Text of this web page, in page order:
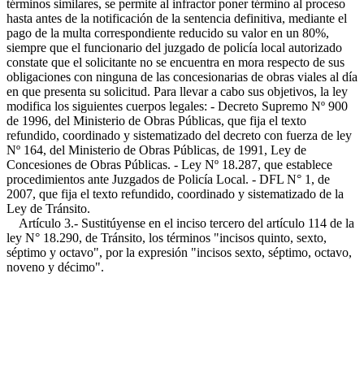
términos similares, se permite al infractor poner término al proceso
hasta antes de la notificación de la sentencia definitiva, mediante el
pago de la multa correspondiente reducido su valor en un 80%,
siempre que el funcionario del juzgado de policía local autorizado
constate que el solicitante no se encuentra en mora respecto de sus
obligaciones con ninguna de las concesionarias de obras viales al día
en que presenta su solicitud. Para llevar a cabo sus objetivos, la ley
modifica los siguientes cuerpos legales: - Decreto Supremo Nº 900
de 1996, del Ministerio de Obras Públicas, que fija el texto
refundido, coordinado y sistematizado del decreto con fuerza de ley
Nº 164, del Ministerio de Obras Públicas, de 1991, Ley de
Concesiones de Obras Públicas. - Ley Nº 18.287, que establece
procedimientos ante Juzgados de Policía Local. - DFL N° 1, de
2007, que fija el texto refundido, coordinado y sistematizado de la
Ley de Tránsito.
Artículo 3.- Sustitúyense en el inciso tercero del artículo 114 de la
ley N° 18.290, de Tránsito, los términos "incisos quinto, sexto,
séptimo y octavo", por la expresión "incisos sexto, séptimo, octavo,
noveno y décimo".